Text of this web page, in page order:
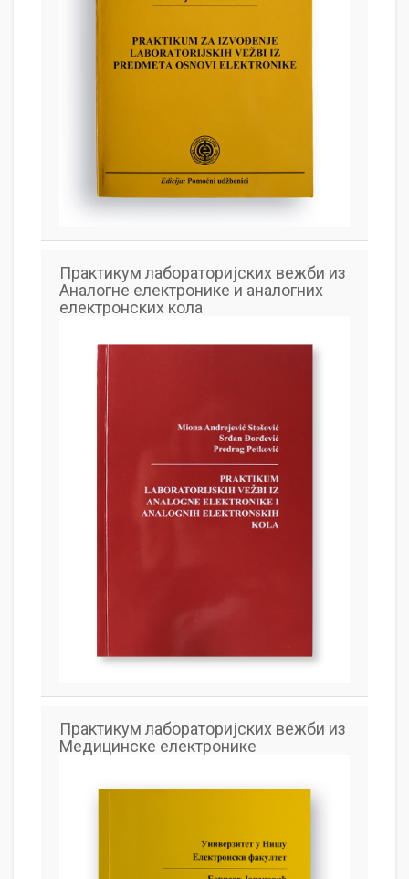
Практикум лабораторијских вежби из
Аналогне електронике и аналогних
електронских кола
Практикум лабораторијских вежби из
Медицинске електронике